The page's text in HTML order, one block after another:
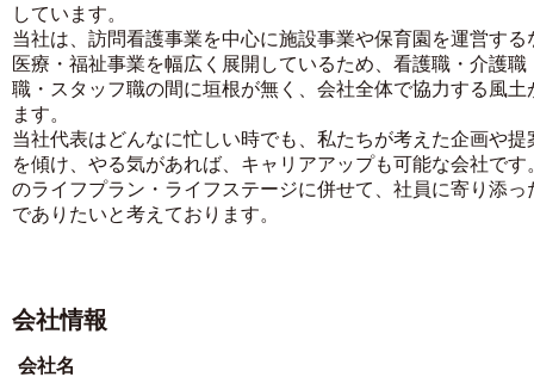
しています。
当社は、訪問看護事業を中心に施設事業や保育園を運営する
医療・福祉事業を幅広く展開しているため、看護職・介護職
職・スタッフ職の間に垣根が無く、会社全体で協力する風土
ます。
当社代表はどんなに忙しい時でも、私たちが考えた企画や提
を傾け、やる気があれば、キャリアアップも可能な会社です
のライフプラン・ライフステージに併せて、社員に寄り添っ
でありたいと考えております。
会社情報
会社名